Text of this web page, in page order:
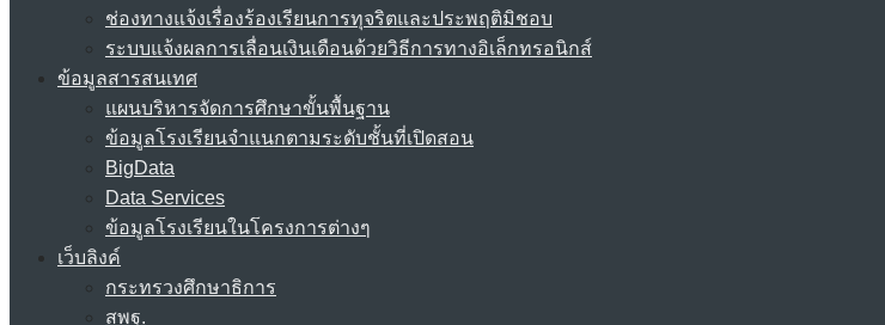
ช่องทางแจ้งเรื่องร้องเรียนการทุจริตและประพฤติมิชอบ
ระบบแจ้งผลการเลื่อนเงินเดือนด้วยวิธีการทางอิเล็กทรอนิกส์
ข้อมูลสารสนเทศ
แผนบริหารจัดการศึกษาขั้นพื้นฐาน
ข้อมูลโรงเรียนจำแนกตามระดับชั้นที่เปิดสอน
BigData
Data Services
ข้อมูลโรงเรียนในโครงการต่างๆ
เว็บลิงค์
กระทรวงศึกษาธิการ
สพฐ.